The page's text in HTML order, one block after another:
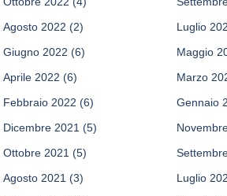
Agosto 2022 (2) Luglio
Giugno 2022 (6) Maggio
Aprile 2022 (6) Marzo
Febbraio 2022 (6) Gennaio
Dicembre 2021 (5)
Ottobre 2021 (5)
Agosto 2021 (3) Luglio